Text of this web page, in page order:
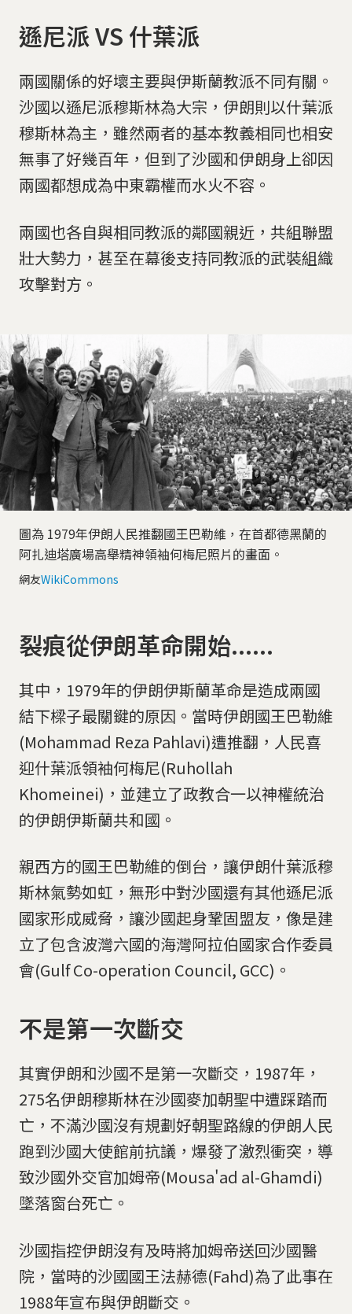
遜尼派 VS 什葉派
兩國關係的好壞主要與伊斯蘭教派不同有關。
沙國以遜尼派穆斯林為大宗，伊朗則以什葉派
穆斯林為主，雖然兩者的基本教義相同也相安
無事了好幾百年，但到了沙國和伊朗身上卻因
兩國都想成為中東霸權而水火不容。
兩國也各自與相同教派的鄰國親近，共組聯盟
壯大勢力，甚至在幕後支持同教派的武裝組織
攻擊對方。
圖為 1979年伊朗人民推翻國王巴勒維，在首都德黑蘭的
阿扎迪塔廣場高舉精神領袖何梅尼照片的畫面。
網友WikiCommons
裂痕從伊朗革命開始......
其中，1979年的伊朗伊斯蘭革命是造成兩國
結下樑子最關鍵的原因。當時伊朗國王巴勒維
(Mohammad Reza Pahlavi)遭推翻，人民喜
迎什葉派領袖何梅尼(Ruhollah
Khomeinei)，並建立了政教合一以神權統治
的伊朗伊斯蘭共和國。
親西方的國王巴勒維的倒台，讓伊朗什葉派穆
斯林氣勢如虹，無形中對沙國還有其他遜尼派
國家形成威脅，讓沙國起身鞏固盟友，像是建
立了包含波灣六國的海灣阿拉伯國家合作委員
會(Gulf Co-operation Council, GCC)。
​​​​​​​​​​​​​​不是第一次斷交
​​​​​​​​​​​​​​其實伊朗和沙國不是第一次斷交，1987年，
275名伊朗穆斯林在沙國麥加朝聖中遭踩踏而
亡，不滿沙國沒有規劃好朝聖路線的伊朗人民
跑到沙國大使館前抗議，爆發了激烈衝突，導
致沙國外交官加姆帝(Mousa'ad al-Ghamdi)
墜落窗台死亡。
沙國指控伊朗沒有及時將加姆帝送回沙國醫
院，當時的沙國國王法赫德(Fahd)為了此事在
1988年宣布與伊朗斷交。